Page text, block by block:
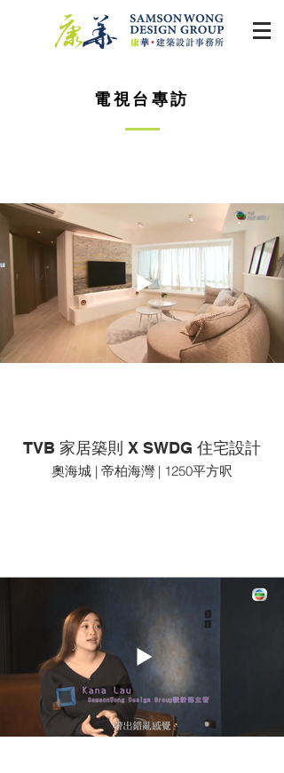
電視台專訪
TVB 家居築則 X SWDG 住宅設計
奧海城 | 帝柏海灣 | 1250平方呎